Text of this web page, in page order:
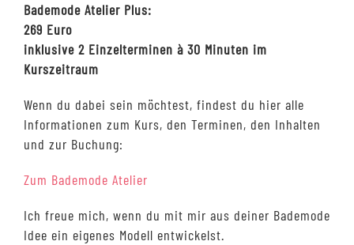
Bademode Atelier Plus:
269 Euro
inklusive 2 Einzelterminen à 30 Minuten im
Kurszeitraum
Wenn du dabei sein möchtest, findest du hier alle
Informationen zum Kurs, den Terminen, den Inhalten
und zur Buchung:
Zum Bademode Atelier
Ich freue mich, wenn du mit mir aus deiner Bademode
Idee ein eigenes Modell entwickelst.